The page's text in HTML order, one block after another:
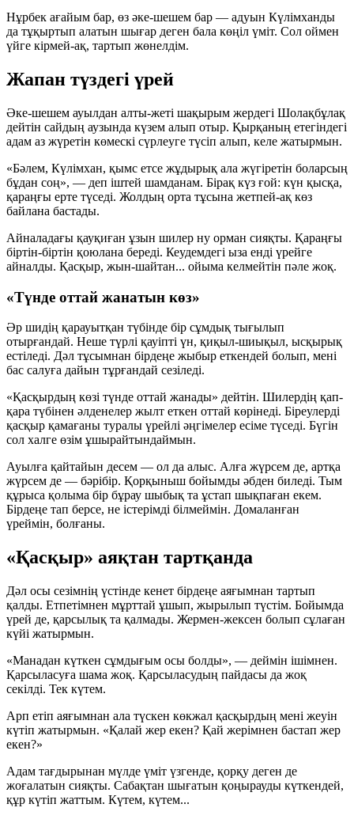
Нұрбек ағайым бар, өз әке-шешем бар — адуын Күлімханды
да тұқыртып алатын шығар деген бала көңіл үміт. Сол оймен
үйге кірмей-ақ, тартып жөнелдім.
Жапан түздегі үрей
Әке-шешем ауылдан алты-жеті шақырым жердегі Шолақбұлақ
дейтін сайдың аузында күзем алып отыр. Қырқаның етегіндегі
адам аз жүретін көмескі сүрлеуге түсіп алып, келе жатырмын.
«Бәлем, Күлімхан, қымс етсе жұдырық ала жүгіретін боларсың
бұдан соң», — деп іштей шамданам. Бірақ күз ғой: күн қысқа,
қараңғы ерте түседі. Жолдың орта тұсына жетпей-ақ көз
байлана бастады.
Айналадағы қауқиған ұзын шилер ну орман сияқты. Қараңғы
біртін-біртін қоюлана береді. Кеудемдегі ыза енді үрейге
айналды. Қасқыр, жын-шайтан... ойыма келмейтін пәле жоқ.
«Түнде оттай жанатын көз»
Әр шидің қарауытқан түбінде бір сұмдық тығылып
отырғандай. Неше түрлі қауіпті үн, қиқыл-шиықыл, ысқырық
естіледі. Дәл тұсымнан бірдеңе жыбыр еткендей болып, мені
бас салуға дайын тұрғандай сезіледі.
«Қасқырдың көзі түнде оттай жанады» дейтін. Шилердің қап-
қара түбінен әлденелер жылт еткен оттай көрінеді. Біреулерді
қасқыр қамағаны туралы үрейлі әңгімелер есіме түседі. Бүгін
сол халге өзім ұшырайтындаймын.
Ауылға қайтайын десем — ол да алыс. Алға жүрсем де, артқа
жүрсем де — бәрібір. Қорқыныш бойымды әбден биледі. Тым
құрыса қолыма бір бұрау шыбық та ұстап шықпаған екем.
Бірдеңе тап берсе, не істерімді білмеймін. Домаланған
үреймін, болғаны.
«Қасқыр» аяқтан тартқанда
Дәл осы сезімнің үстінде кенет бірдеңе аяғымнан тартып
қалды. Етпетімнен мұрттай ұшып, жырылып түстім. Бойымда
үрей де, қарсылық та қалмады. Жермен-жексен болып сұлаған
күйі жатырмын.
«Манадан күткен сұмдығым осы болды», — деймін ішімнен.
Қарсыласуға шама жоқ. Қарсыласудың пайдасы да жоқ
секілді. Тек күтем.
Арп етіп аяғымнан ала түскен көкжал қасқырдың мені жеуін
күтіп жатырмын. «Қалай жер екен? Қай жерімнен бастап жер
екен?»
Адам тағдырынан мүлде үміт үзгенде, қорқу деген де
жоғалатын сияқты. Сабақтан шығатын қоңырауды күткендей,
құр күтіп жаттым. Күтем, күтем...